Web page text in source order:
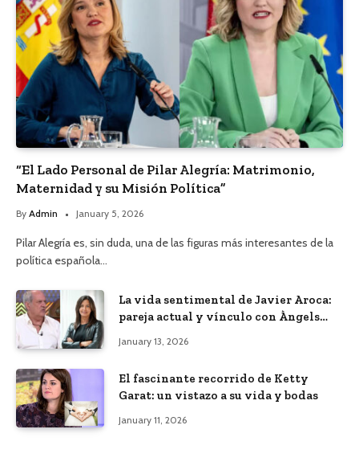
“El Lado Personal de Pilar Alegría: Matrimonio,
Maternidad y su Misión Política”
By Admin January 5, 2026
Pilar Alegría es, sin duda, una de las figuras más interesantes de la
política española…
La vida sentimental de Javier Aroca:
pareja actual y vínculo con Àngels
January 13, 2026
El fascinante recorrido de Ketty
Garat: un vistazo a su vida y bodas
January 11, 2026